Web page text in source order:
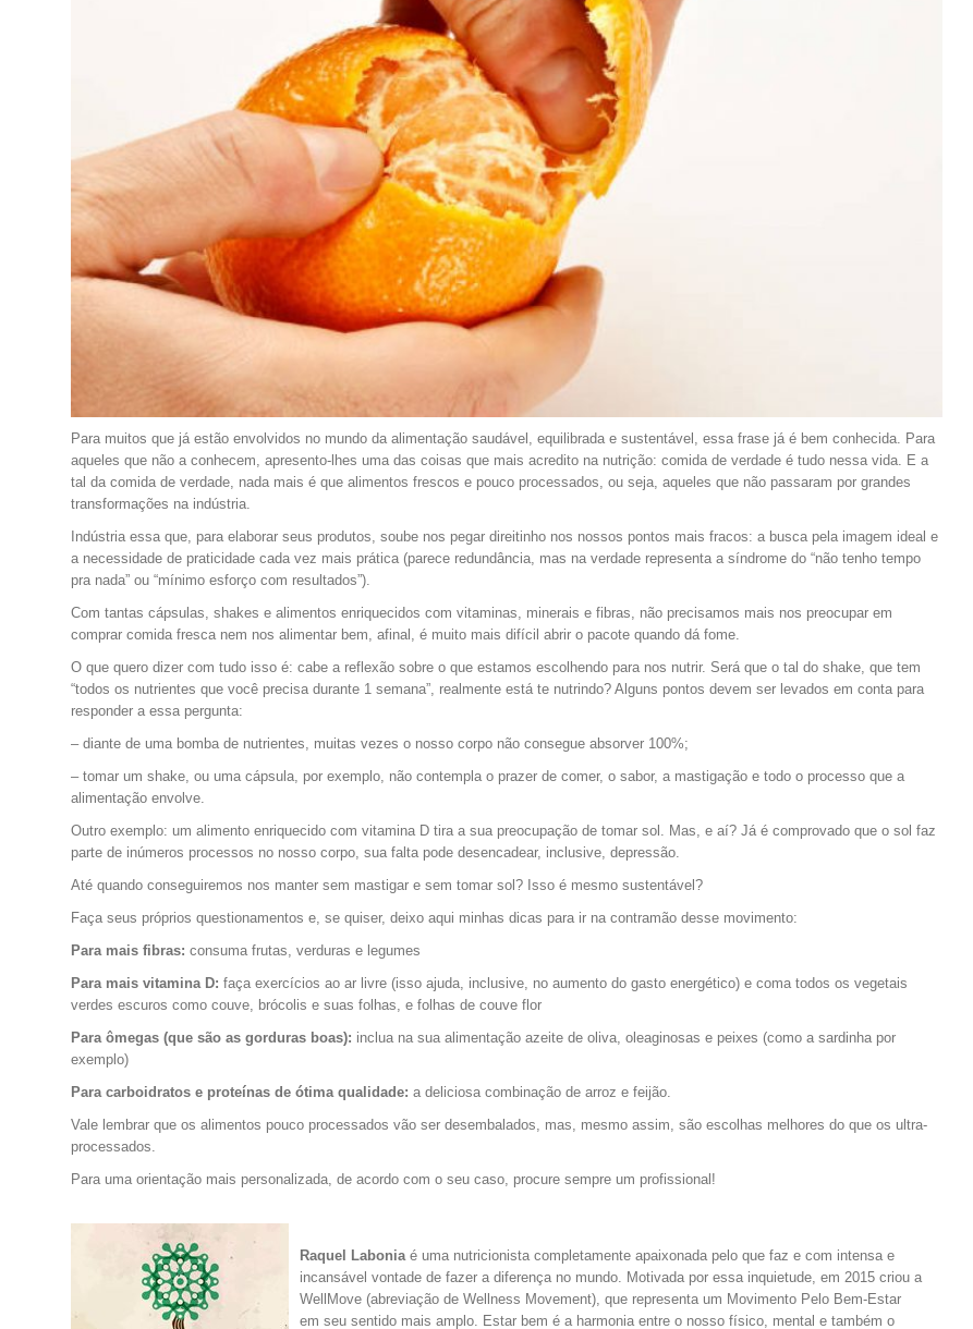
Para muitos que já estão envolvidos no mundo da alimentação saudável, equilibrada e sustentável, essa frase já é bem conhecida. Para
aqueles que não a conhecem, apresento-lhes uma das coisas que mais acredito na nutrição: comida de verdade é tudo nessa vida. E a
tal da comida de verdade, nada mais é que alimentos frescos e pouco processados, ou seja, aqueles que não passaram por grandes
transformações na indústria.
Indústria essa que, para elaborar seus produtos, soube nos pegar direitinho nos nossos pontos mais fracos: a busca pela imagem ideal e
a necessidade de praticidade cada vez mais prática (parece redundância, mas na verdade representa a síndrome do “não tenho tempo
pra nada” ou “mínimo esforço com resultados”).
Com tantas cápsulas, shakes e alimentos enriquecidos com vitaminas, minerais e fibras, não precisamos mais nos preocupar em
comprar comida fresca nem nos alimentar bem, afinal, é muito mais difícil abrir o pacote quando dá fome.
O que quero dizer com tudo isso é: cabe a reflexão sobre o que estamos escolhendo para nos nutrir. Será que o tal do shake, que tem
“todos os nutrientes que você precisa durante 1 semana”, realmente está te nutrindo? Alguns pontos devem ser levados em conta para
responder a essa pergunta:
– diante de uma bomba de nutrientes, muitas vezes o nosso corpo não consegue absorver 100%;
– tomar um shake, ou uma cápsula, por exemplo, não contempla o prazer de comer, o sabor, a mastigação e todo o processo que a
alimentação envolve.
Outro exemplo: um alimento enriquecido com vitamina D tira a sua preocupação de tomar sol. Mas, e aí? Já é comprovado que o sol faz
parte de inúmeros processos no nosso corpo, sua falta pode desencadear, inclusive, depressão.
Até quando conseguiremos nos manter sem mastigar e sem tomar sol? Isso é mesmo sustentável?
Faça seus próprios questionamentos e, se quiser, deixo aqui minhas dicas para ir na contramão desse movimento:
Para mais fibras: consuma frutas, verduras e legumes
Para mais vitamina D: faça exercícios ao ar livre (isso ajuda, inclusive, no aumento do gasto energético) e coma todos os vegetais
verdes escuros como couve, brócolis e suas folhas, e folhas de couve flor
Para ômegas (que são as gorduras boas): inclua na sua alimentação azeite de oliva, oleaginosas e peixes (como a sardinha por
exemplo)
Para carboidratos e proteínas de ótima qualidade: a deliciosa combinação de arroz e feijão.
Vale lembrar que os alimentos pouco processados vão ser desembalados, mas, mesmo assim, são escolhas melhores do que os ultra-
processados.
Para uma orientação mais personalizada, de acordo com o seu caso, procure sempre um profissional!
Raquel Laboniaé uma nutricionista completamente apaixonada pelo que faz e com intensa e
incansável vontade de fazer a diferença no mundo. Motivada por essa inquietude, em 2015 criou a
WellMove (abreviação de Wellness Movement), que representa um Movimento Pelo Bem-Estar
em seu sentido mais amplo. Estar bem é a harmonia entre o nosso físico, mental e também o